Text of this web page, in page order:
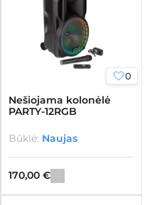
0
Nešiojama kolonėlė
PARTY-12RGB
Būklė: Naujas
170,00 €